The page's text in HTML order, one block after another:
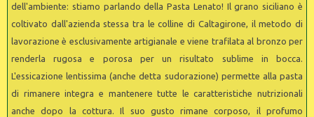
dell'ambiente: stiamo parlando della Pasta Lenato! Il grano siciliano è
coltivato dall'azienda stessa tra le colline di Caltagirone, il metodo di
lavorazione è esclusivamente artigianale e viene trafilata al bronzo per
renderla rugosa e porosa per un risultato sublime in bocca.
L'essicazione lentissima (anche detta sudorazione) permette alla pasta
di rimanere integra e mantenere tutte le caratteristiche nutrizionali
anche dopo la cottura. Il suo gusto rimane corposo, il profumo